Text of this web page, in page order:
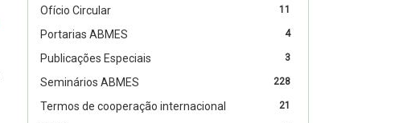
11
Ofício Circular
4
Portarias ABMES
3
Publicações Especiais
228
Seminários ABMES
21
Termos de cooperação internacional